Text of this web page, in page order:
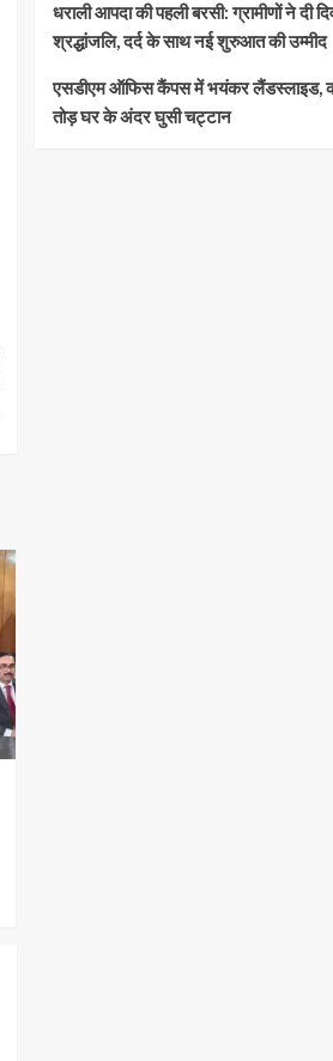
धराली आपदा की पहली बरसी: ग्रामीणों ने दी
श्रद्धांजलि, दर्द के साथ नई शुरुआत की उम्मीद
एसडीएम ऑफिस कैंपस में भयंकर लैंडस्लाइड,
तोड़ घर के अंदर घुसी चट्टान